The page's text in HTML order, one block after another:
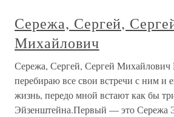
Сережа, Сергей,
Михайлович
Сережа, Сергей, Сергей Михайлович
перебираю все свои встречи с ним и
жизнь, передо мной встают как бы
Эйзенштейна.Первый — это Сережа